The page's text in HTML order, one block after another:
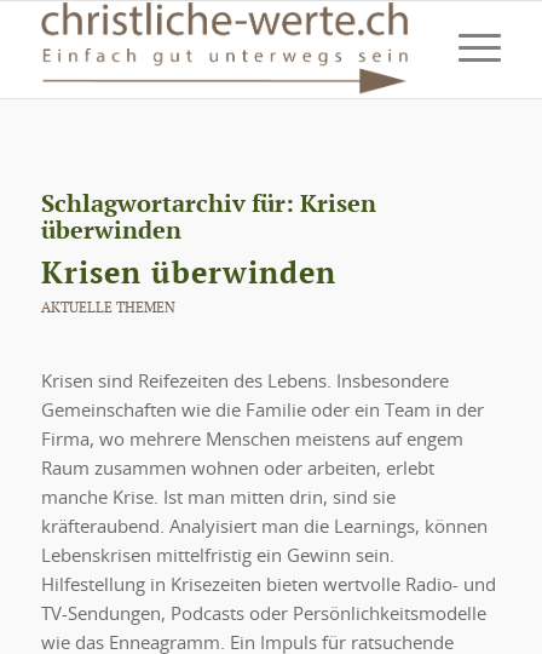
Schlagwortarchiv für: Krisen
überwinden
Krisen überwinden
AKTUELLE THEMEN
Krisen sind Reifezeiten des Lebens. Insbesondere
Gemeinschaften wie die Familie oder ein Team in der
Firma, wo mehrere Menschen meistens auf engem
Raum zusammen wohnen oder arbeiten, erlebt
manche Krise. Ist man mitten drin, sind sie
kräfteraubend. Analyisiert man die Learnings, können
Lebenskrisen mittelfristig ein Gewinn sein.
Hilfestellung in Krisezeiten bieten wertvolle Radio- und
TV-Sendungen, Podcasts oder Persönlichkeitsmodelle
wie das Enneagramm. Ein Impuls für ratsuchende